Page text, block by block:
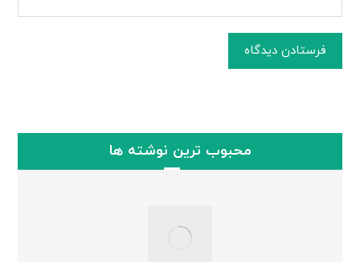
فرستادن دیدگاه
محبوب ترین نوشته ها